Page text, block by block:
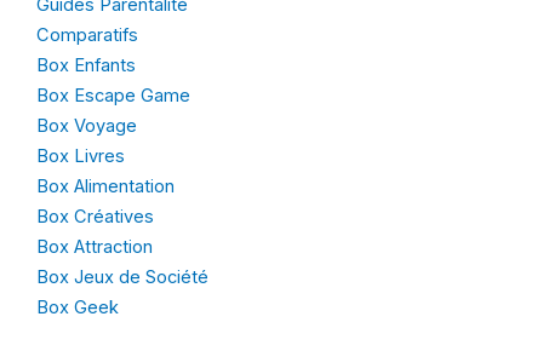
Guides Parentalité
Comparatifs
Box Enfants
Box Escape Game
Box Voyage
Box Livres
Box Alimentation
Box Créatives
Box Attraction
Box Jeux de Société
Box Geek